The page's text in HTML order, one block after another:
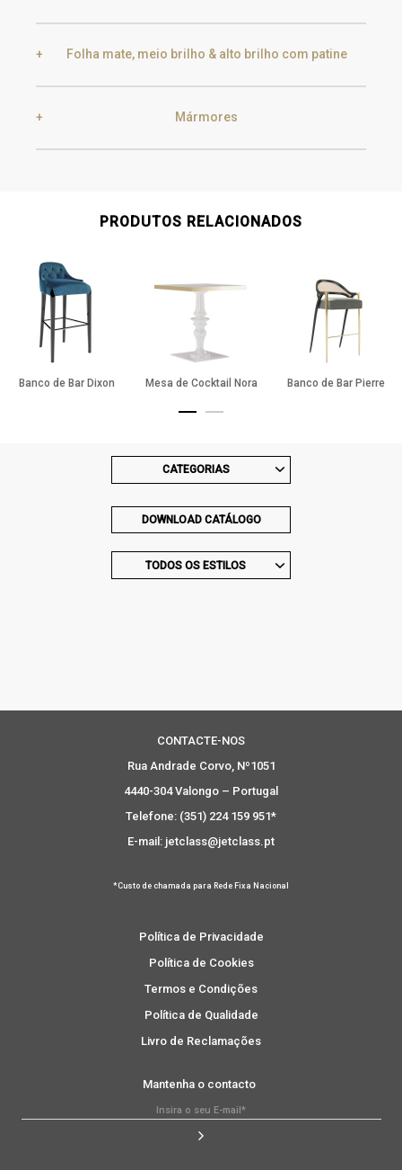
Folha mate, meio brilho & alto brilho com patine
Champagne Aged Champagne
Mármores
Estremoz Emperador Dark
PRODUTOS RELACIONADOS
Banco de Bar Dixon Mesa de Cocktail Nora Banco de Bar Pierre
CATEGORIAS
DOWNLOAD CATÁLOGO
TODOS OS ESTILOS
CONTACTE-NOS
Rua Andrade Corvo, Nº1051
4440-304 Valongo – Portugal
Telefone: (351) 224 159 951*
E-mail: jetclass@jetclass.pt
*Custo de chamada para Rede Fixa Nacional
Política de Privacidade
Política de Cookies
Termos e Condições
Política de Qualidade
Livro de Reclamações
Mantenha o contacto